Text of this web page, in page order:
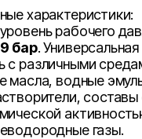
характеристики:
рабочего
бар. Универсальная
с различными
масла, водные
составы
газы.